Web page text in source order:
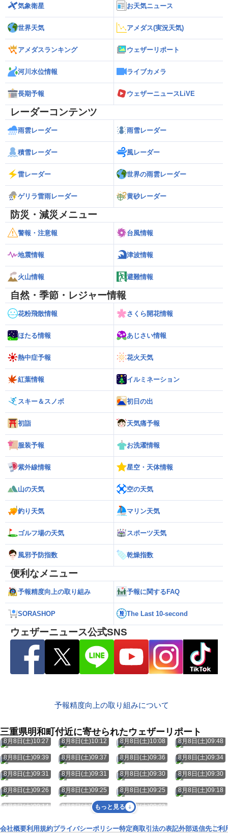
気象衛星 お天気ニュース
世界天気 アメダス(実況天気)
アメダスランキング ウェザーリポート
河川水位情報 ライブカメラ
長期予報 ウェザーニュースLiVE
レーダーコンテンツ
雨雲レーダー 雨雪レーダー
積雪レーダー 風レーダー
雷レーダー 世界の雨雲レーダー
ゲリラ雷雨レーダー 黄砂レーダー
防災・減災メニュー
警報・注意報 台風情報
地震情報 津波情報
火山情報 避難情報
自然・季節・レジャー情報
花粉飛散情報 さくら開花情報
ほたる情報 あじさい情報
熱中症予報 花火天気
紅葉情報 イルミネーション
スキー＆スノボ 初日の出
初詣 天気痛予報
服装予報 お洗濯情報
紫外線情報 星空・天体情報
山の天気 空の天気
釣り天気 マリン天気
ゴルフ場の天気 スポーツ天気
風邪予防指数 乾燥指数
便利なメニュー
予報精度向上の取り組み 予報に関するFAQ
SORASHOP The Last 10-second
ウェザーニュース公式SNS
予報精度向上の取り組みについて
三重県明和町付近に寄せられたウェザーリポート
8月8日(土)10:27 8月8日(土)10:12 8月8日(土)10:08 8月8日(土)09:48
8月8日(土)09:39 8月8日(土)09:37 8月8日(土)09:36 8月8日(土)09:34
8月8日(土)09:31 8月8日(土)09:31 8月8日(土)09:30 8月8日(土)09:30
8月8日(土)09:26 8月8日(土)09:25 8月8日(土)09:25 8月8日(土)09:18
8月8日(土)09:14 8月8日(土)09:05 8月8日(土)09:03
もっと見る
会社概要利用規約プライバシーポリシー特定商取引法の表記外部送信先ご利